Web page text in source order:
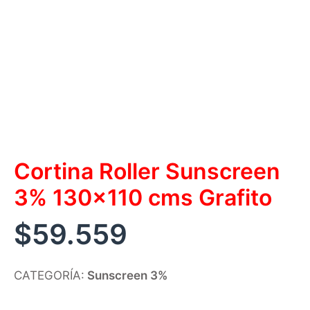
Cortina Roller Sunscreen
3% 130×110 cms Grafito
$59.559
CATEGORÍA: Sunscreen 3%